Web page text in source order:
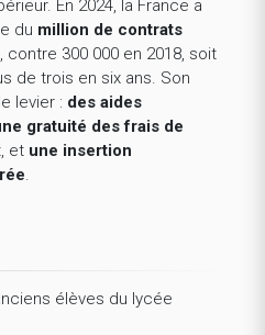
En 2024, la France a
du million de contrats
, contre 300 000 en 2018, soit
de trois en six ans. Son
levier : des aides
gratuité des frais de
et une insertion
.
élèves du lycée